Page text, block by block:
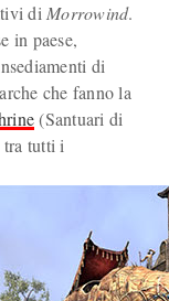
di Morrowind.
in paese,
di
che fanno la
(Santuari di
tutti i